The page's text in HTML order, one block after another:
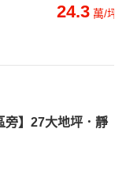
24.3 萬/坪
旁】27大地坪．靜